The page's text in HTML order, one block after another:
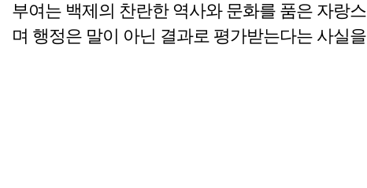
부여는 백제의 찬란한 역사와 문화를 품은 자랑
며 행정은 말이 아닌 결과로 평가받는다는 사실